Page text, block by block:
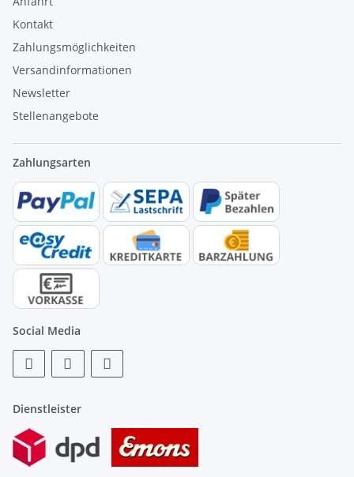
Kontakt
Zahlungsmöglichkeiten
Versandinformationen
Newsletter
Stellenangebote
Zahlungsarten
Social Media
Dienstleister